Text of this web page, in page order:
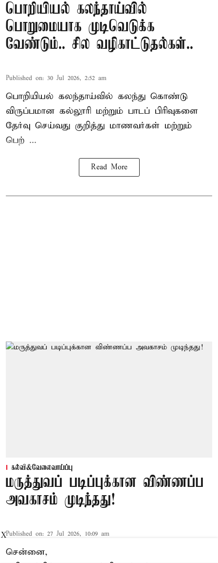
பொறியியல் கலந்தாய்வில்
பொறுமையாக முடிவெடுக்க
வேண்டும்.. சில வழிகாட்டுதல்கள்..
Published on: 30 Jul 2026, 2:52 am
பொறியியல் கலந்தாய்வில் கலந்து கொண்டு
விருப்பமான கல்லூரி மற்றும் பாடப் பிரிவுகளை
தேர்வு செய்வது குறித்து மாணவர்கள் மற்றும்
பெற் ...
Read More
கல்வி&வேலைவாய்ப்பு
மருத்துவப் படிப்புக்கான விண்ணப்ப
அவகாசம் முடிந்தது!
Published on: 27 Jul 2026, 10:09 am
சென்னை,
X